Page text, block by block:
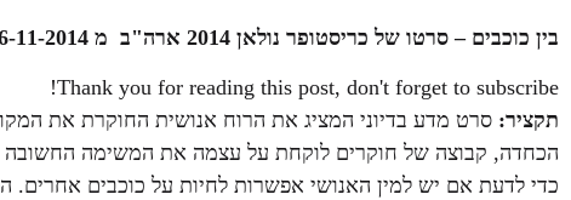
בין כוכבים – סרטו של כריסטופר נולאן 2014 ארה"ב מ 6-11-2014 בבתי הקולנוע ברחבי הארץ.
Thank you for reading this post, don't forget to subscribe!
תקציר: סרט מדע בדיוני המציג את הרוח אנושית החוקרת את
הכחדה, קבוצה של חוקרים לוקחת על עצמה את המשימה החשובה
כדי לדעת אם יש למין האנושי אפשרות לחיות על כוכבים